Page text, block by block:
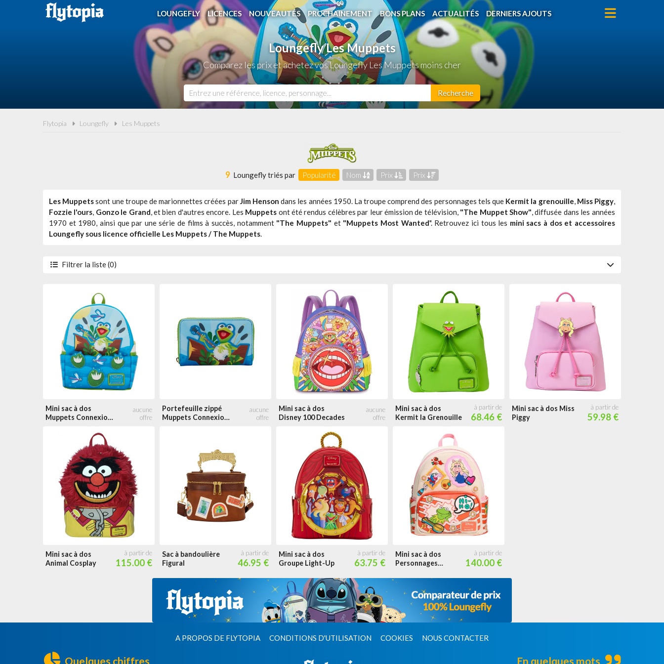
LOUNGEFLY LICENCES NOUVEAUTÉS PROCHAINEMENT BONS PLANS ACTUALITÉS DERNIERS AJOUTS
Loungefly Les Muppets
Comparez les prix et achetez vos Loungefly Les Muppets moins cher
Recherche
Flytopia Loungefly Les Muppets
9 Loungefly triés par Popularité Nom Prix Prix
Les Muppetssont une troupe de marionnettes créées parJim Hensondans les années 1950. La troupe comprend des personnages tels que Kermit la grenouille, Miss Piggy,
Fozzie l'ours, Gonzo le Grand, et bien d'autres encore. Les Muppets ont été rendus célèbres par leur émission de télévision, "The Muppet Show", diffusée dans les années
1970 et 1980, ainsi que par une série de films à succès, notamment "The Muppets" et "Muppets Most Wanted". Retrouvez ici tous les mini sacs à dos et accessoires
Loungefly sous licence officielle Les Muppets / The Muppets.
Filtrer la liste (0)
Light Up Animal
2025 2024 2023
- de 30 €
de 30 à 50 €
de 50 à 100 €
+ de 100 €
Mini sac à dos
Muppets Connexion
Portefeuille zippé
Muppets Connexion
Mini sac à dos
Disney 100 Decades
Mini sac à dos
Kermit la Grenouille
68.46 €
Mini sac à dos Miss
Piggy
59.98 €
Mini sac à dos
Animal Cosplay
115.00 €
Sac à bandoulière
Figural
46.95 €
Mini sac à dos
Groupe Light-Up
63.75 €
Mini sac à dos
Personnages
140.00 €
A PROPOS DE FLYTOPIA CONDITIONS D'UTILISATION COOKIES NOUS CONTACTER
En quelques mots
Quelques chiffres